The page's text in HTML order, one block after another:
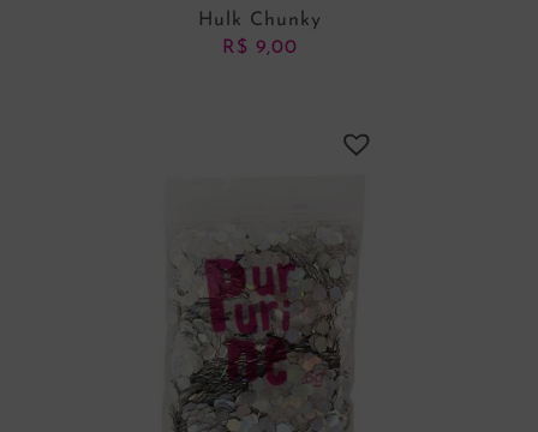
Hulk Chunky
R$ 9,00